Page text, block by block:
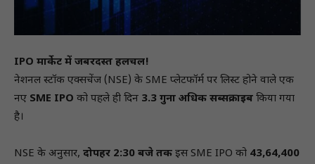
IPO मार्केट में जबरदस्त हलचल!
नेशनल स्टॉक एक्सचेंज (NSE) के SME प्लेटफॉर्म पर लिस्ट होने वाले एक
नए SME IPO को पहले ही दिन 3.3 गुना अधिक सब्सक्राइब किया गया
है।
NSE के अनुसार, दोपहर 2:30 बजे तक इस SME IPO को 43,64,400